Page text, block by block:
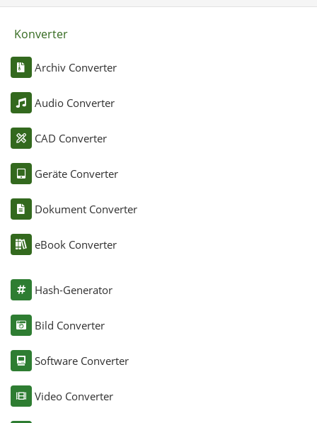
Konverter
Archiv Converter
Audio Converter
CAD Converter
Geräte Converter
Dokument Converter
eBook Converter
Hash-Generator
Bild Converter
Software Converter
Video Converter